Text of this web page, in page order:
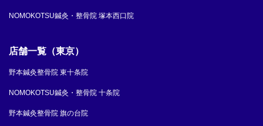
NOMOKOTSU鍼灸・整骨院 塚本西口院
店舗一覧（東京）
野本鍼灸整骨院 東十条院
NOMOKOTSU鍼灸・整骨院 十条院
野本鍼灸整骨院 旗の台院